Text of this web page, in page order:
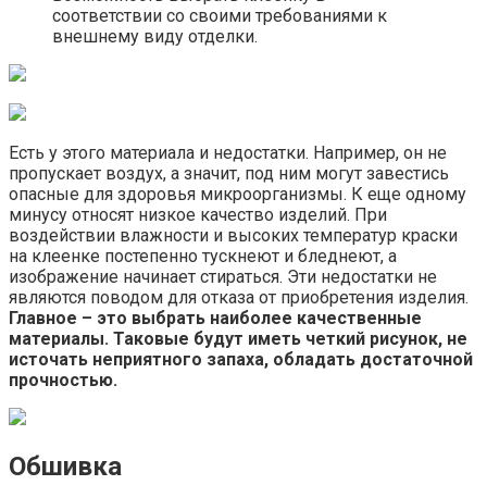
соответствии со своими требованиями к
внешнему виду отделки.
Есть у этого материала и недостатки. Например, он не
пропускает воздух, а значит, под ним могут завестись
опасные для здоровья микроорганизмы. К еще одному
минусу относят низкое качество изделий. При
воздействии влажности и высоких температур краски
на клеенке постепенно тускнеют и бледнеют, а
изображение начинает стираться. Эти недостатки не
являются поводом для отказа от приобретения изделия.
Главное – это выбрать наиболее качественные
материалы. Таковые будут иметь четкий рисунок, не
источать неприятного запаха, обладать достаточной
прочностью.
Обшивка